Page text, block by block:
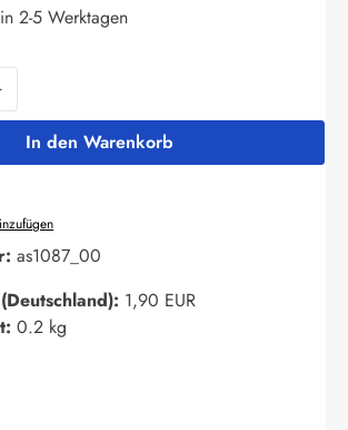
2-5 Werktagen
Gib den gewünschten
In den Warenkorb
as1087_00
1,90 EUR
0.2 kg